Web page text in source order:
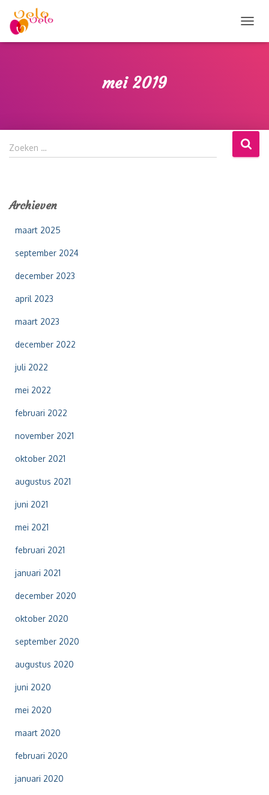
mei 2019
Z
o
n
Zoeken …
Archieven
maart 2025
september 2024
december 2023
april 2023
maart 2023
december 2022
juli 2022
mei 2022
februari 2022
november 2021
oktober 2021
augustus 2021
juni 2021
mei 2021
februari 2021
januari 2021
december 2020
oktober 2020
september 2020
augustus 2020
juni 2020
mei 2020
maart 2020
februari 2020
januari 2020